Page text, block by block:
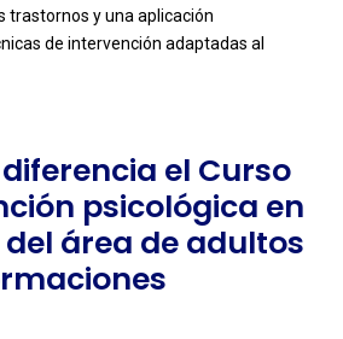
trastornos y una aplicación
de intervención adaptadas al
diferencia el Curso
psicológica en
área de adultos